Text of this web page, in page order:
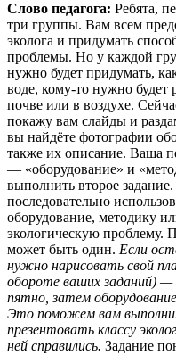
Слово педагога: Ребята,
три группы. Вам всем
эколога и придумать
проблемы. Но у каждой
нужно будет придумать,
воде, кому-то нужно будет
почве или в воздухе.
покажу вам слайды и
вы найдёте фотографии
также их описание. Ваша
— «оборудование» и
выполнить второе
последовательно
оборудование, методику
экологическую проблему.
может быть один. Если
нужно нарисовать свой
обороте ваших заданий)
пятно, затем
Это поможем вам
презентовать классу
ней справились. Задание